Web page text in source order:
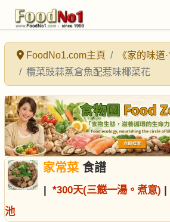
FoodNo1.com主頁 《家的味道·
欖菜豉蒜蒸倉魚配惹味椰菜花
家常菜食譜
| *300天(三餸一湯。煮意) |
池